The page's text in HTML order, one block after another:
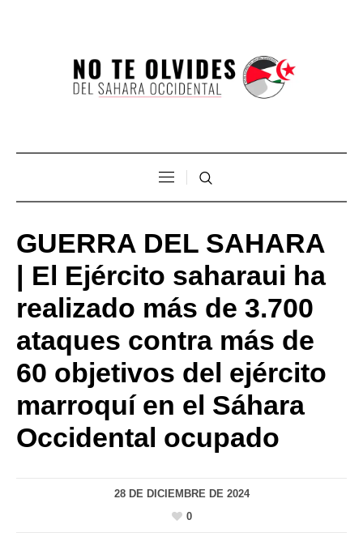
GUERRA DEL SAHARA
| El Ejército saharaui ha
realizado más de 3.700
ataques contra más de
60 objetivos del ejército
marroquí en el Sáhara
Occidental ocupado
28 DE DICIEMBRE DE 2024
0